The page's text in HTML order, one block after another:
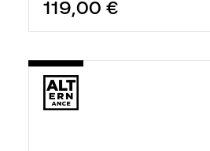
119,00 €